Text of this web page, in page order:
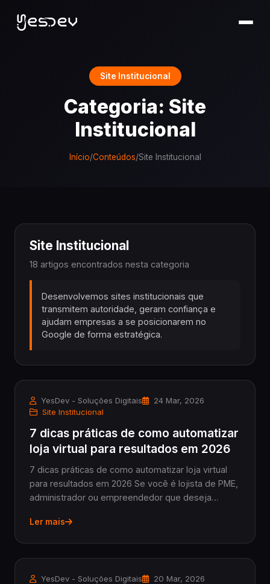
Site Institucional
Categoria: Site
Institucional
Início/Conteúdos/Site Institucional
Site Institucional
18 artigos encontrados nesta categoria
Desenvolvemos sites institucionais que
transmitem autoridade, geram confiança e
ajudam empresas a se posicionarem no
Google de forma estratégica.
YesDev - Soluções Digitais
24 Mar, 2026
Site Institucional
7 dicas práticas de como automatizar
loja virtual para resultados em 2026
7 dicas práticas de como automatizar loja virtual
para resultados em 2026 Se você é lojista de PME,
administrador ou empreendedor que deseja
automatizar loja virtual é fundamental. Em 2026, a
Ler mais
YesDev - Soluções Digitais
20 Mar, 2026